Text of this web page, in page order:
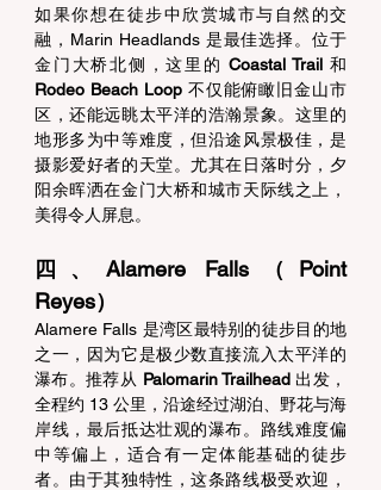
如果你想在徒步中欣赏城市与自然的交
融，Marin Headlands 是最佳选择。位于
金门大桥北侧，这里的 Coastal Trail
Rodeo Beach Loop 不仅能俯瞰旧金山市
区，还能远眺太平洋的浩瀚景象。这里的
地形多为中等难度，但沿途风景极佳，是
摄影爱好者的天堂。尤其在日落时分，夕
阳余晖洒在金门大桥和城市天际线之上，
美得令人屏息。
四、Alamere Falls（Point
Reyes）
Alamere Falls 是湾区最特别的徒步目的地
之一，因为它是极少数直接流入太平洋的
瀑布。推荐从 Palomarin Trailhead 出发，
全程约 13 公里，沿途经过湖泊、野花与海
岸线，最后抵达壮观的瀑布。路线难度偏
中等偏上，适合有一定体能基础的徒步
者。由于其独特性，这条路线极受欢迎，